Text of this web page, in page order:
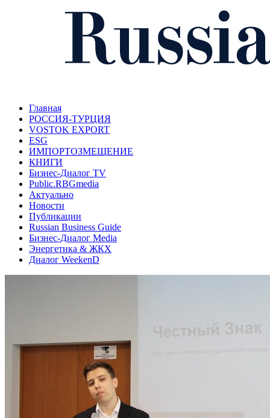
Главная
РОССИЯ-ТУРЦИЯ
VOSTOK EXPORT
ESG
ИМПОРТОЗМЕЩЕНИЕ
КНИГИ
Бизнес-Диалог TV
Public.RBGmedia
Актуально
Новости
Публикации
Russian Business Guide
Бизнес-Диалог Media
Энергетика & ЖКХ
Диалог WeekenD